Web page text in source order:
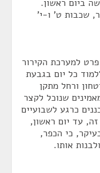
ביום ראשון.
שכבות ט' ו-י'
למערכת הקירור
כל יום בגבעת
ורחל מתקן
שנוכל לקצר
כרגע לשבועיים
עד יום ראשון,
כי הכפר,
אותו.